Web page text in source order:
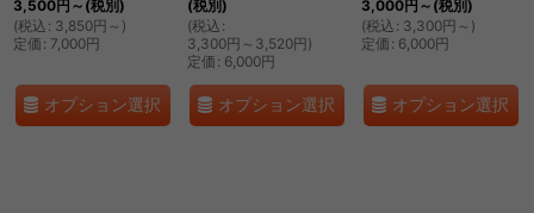
3,500円 ～ (税別)
(税込 : 3,850円 ～ )
定価 : 7,000円
オプション選択
(税別)
(税込 :
3,300円 ～3,520円)
定価 : 6,000円
オプション選択
3,000円 ～ (税別)
(税込 : 3,300円 ～ )
定価 : 6,000円
オプション選択